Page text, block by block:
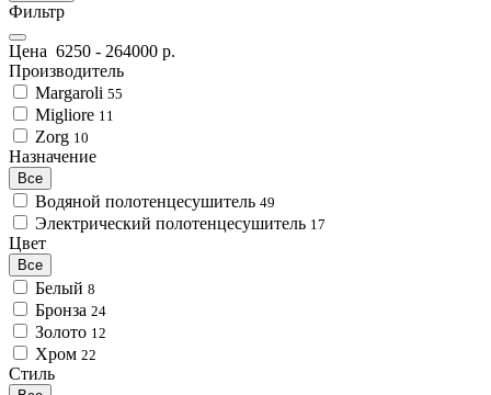
Фильтр
Цена 6250 - 264000 р.
Производитель
Margaroli 55
Migliore 11
Zorg 10
Назначение
Все
Водяной полотенцесушитель 49
Электрический полотенцесушитель 17
Цвет
Все
Белый 8
Бронза 24
Золото 12
Хром 22
Стиль